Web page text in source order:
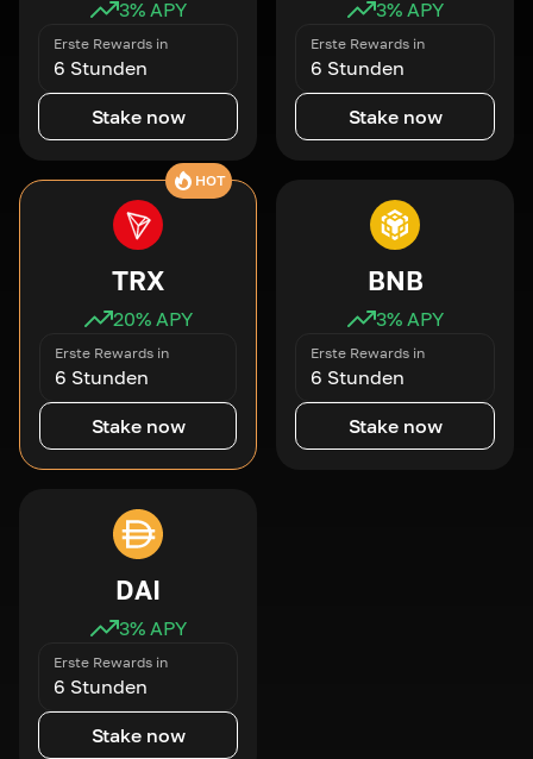
3% APY
Erste Rewards in
6 Stunden
Stake now
3% APY
Erste Rewards in
6 Stunden
Stake now
HOT
TRX
20% APY
Erste Rewards in
6 Stunden
Stake now
BNB
3% APY
Erste Rewards in
6 Stunden
Stake now
DAI
3% APY
Erste Rewards in
6 Stunden
Stake now